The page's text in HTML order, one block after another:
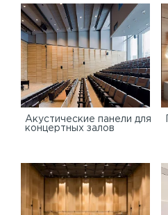
Акустические панели для
концертных залов